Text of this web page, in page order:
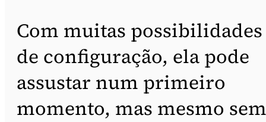
Com muitas possibilidades
de configuração, ela pode
assustar num primeiro
momento, mas mesmo sem